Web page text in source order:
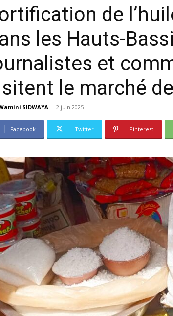
de
les Hauts-
et
le marché
SIDWAYA - 2 juin 2025
Facebook Twitter Pinterest